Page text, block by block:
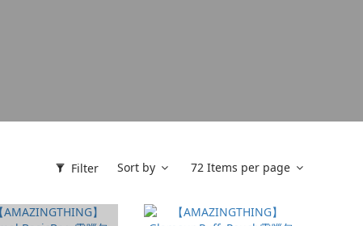
Filter Sort by 72 Items per page